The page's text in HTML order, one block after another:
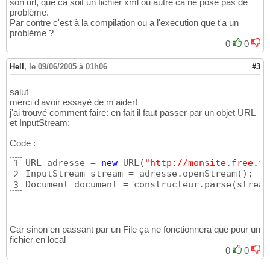
son url, que ca soit un fichier xml ou autre ca ne pose pas de
problème.
Par contre c'est à la compilation ou a l'execution que t'a un
problème ?
0
0
Hell , le 09/06/2005 à 01h06 #3
salut
merci d'avoir essayé de m'aider!
j'ai trouvé comment faire: en fait il faut passer par un objet URL
et InputStream:
Code :
1
2
3
URL adresse = new URL( "http://
InputStream stream = adresse.openStream( ) ;
Document document = constructeur.parse (stream
Car sinon en passant par un File ça ne fonctionnera que pour un
fichier en local
0
0